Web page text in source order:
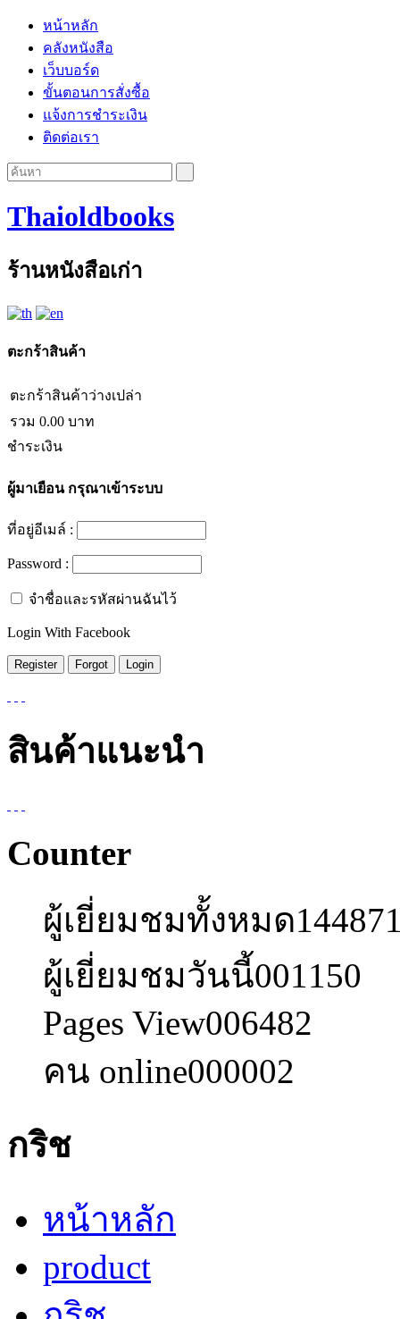
หน้าหลัก
คลังหนังสือ
เว็บบอร์ด
ขั้นตอนการสั่งซื้อ
แจ้งการชำระเงิน
ติดต่อเรา
Thaioldbooks
ร้านหนังสือเก่า
ตะกร้าสินค้า
ตะกร้าสินค้าว่างเปล่า
รวม 0.00 บาท
ชำระเงิน
ผู้มาเยือนกรุณาเข้าระบบ
ที่อยู่อีเมล์ :
Password :
จำชื่อและรหัสผ่านฉันไว้
Login With Facebook
สินค้าแนะนำ
Counter
ผู้เยี่ยมชมทั้งหมด
ผู้เยี่ยมชมวันนี้001150
Pages View006482
คน online000002
กริช
หน้าหลัก
product